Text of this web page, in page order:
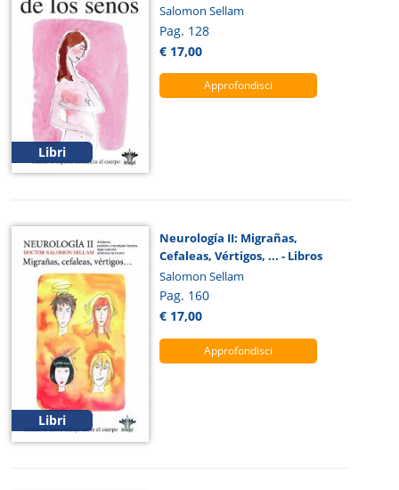
Libri
Salomon Sellam
Pag. 128
€ 17,00
Approfondisci
Libri
Neurología II: Migrañas,
Cefaleas, Vértigos, ... - Libros
Salomon Sellam
Pag. 160
€ 17,00
Approfondisci